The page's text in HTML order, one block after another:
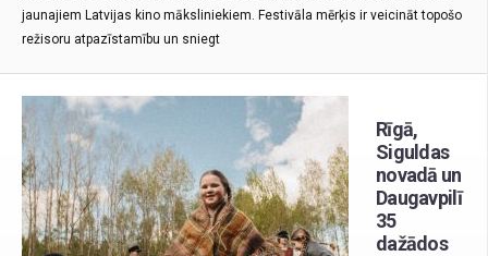
jaunajiem Latvijas kino māksliniekiem. Festivāla mērķis ir veicināt topošo
režisoru atpazīstamību un sniegt
Rīgā,
Siguldas
novadā un
Daugavpilī
35
dažādos